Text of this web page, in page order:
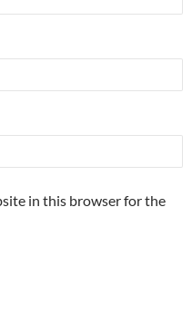
in this browser for the